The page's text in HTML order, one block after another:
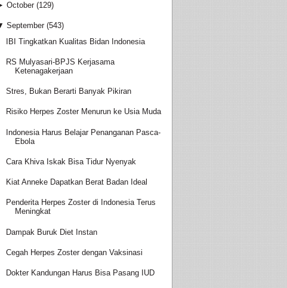
October (129)
September (543)
IBI Tingkatkan Kualitas Bidan Indonesia
RS Mulyasari-BPJS Kerjasama
Ketenagakerjaan
Stres, Bukan Berarti Banyak Pikiran
Risiko Herpes Zoster Menurun ke Usia Muda
Indonesia Harus Belajar Penanganan Pasca-
Ebola
Cara Khiva Iskak Bisa Tidur Nyenyak
Kiat Anneke Dapatkan Berat Badan Ideal
Penderita Herpes Zoster di Indonesia Terus
Meningkat
Dampak Buruk Diet Instan
Cegah Herpes Zoster dengan Vaksinasi
Dokter Kandungan Harus Bisa Pasang IUD